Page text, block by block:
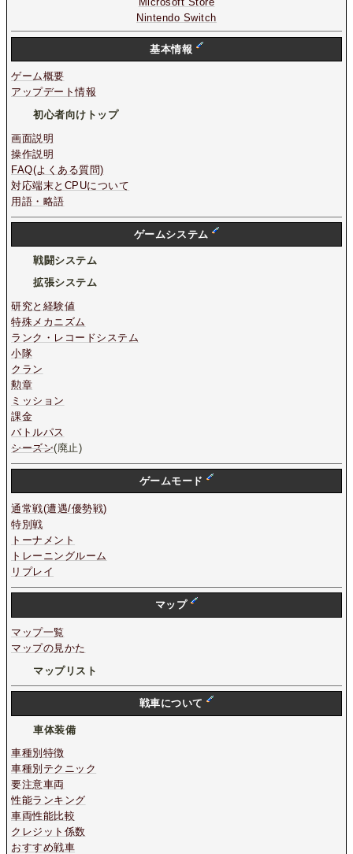
Nintendo Switch
基本情報
ゲーム概要
アップデート情報
初心者向けトップ
画面説明
操作説明
FAQ(よくある質問)
対応端末とCPUについて
用語・略語
ゲームシステム
戦闘システム
拡張システム
研究と経験値
特殊メカニズム
ランク・レコードシステム
小隊
クラン
勲章
ミッション
課金
バトルパス
シーズン(廃止)
ゲームモード
通常戦(遭遇/優勢戦)
特別戦
トーナメント
トレーニングルーム
リプレイ
マップ
マップ一覧
マップの見かた
マップリスト
戦車について
車体装備
車種別特徴
車種別テクニック
要注意車両
性能ランキング
車両性能比較
クレジット係数
おすすめ戦車